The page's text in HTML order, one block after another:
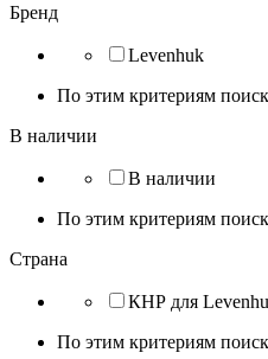
Бренд
Levenhuk
По этим критериям
В наличии
В наличии
По этим критериям
Страна
КНР для
По этим критериям